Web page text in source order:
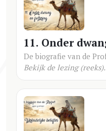
11. Onder
De biografie van de
Bekijk de lezing (reeks).